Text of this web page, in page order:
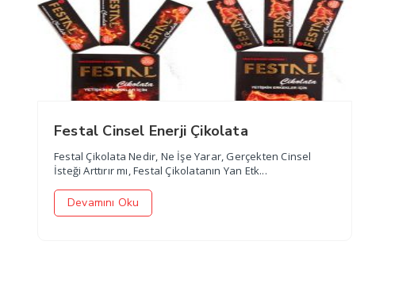
Festal Cinsel Enerji Çikolata
Festal Çikolata Nedir, Ne İşe Yarar, Gerçekten Cinsel
İsteği Arttırır mı, Festal Çikolatanın Yan Etk...
Devamını Oku